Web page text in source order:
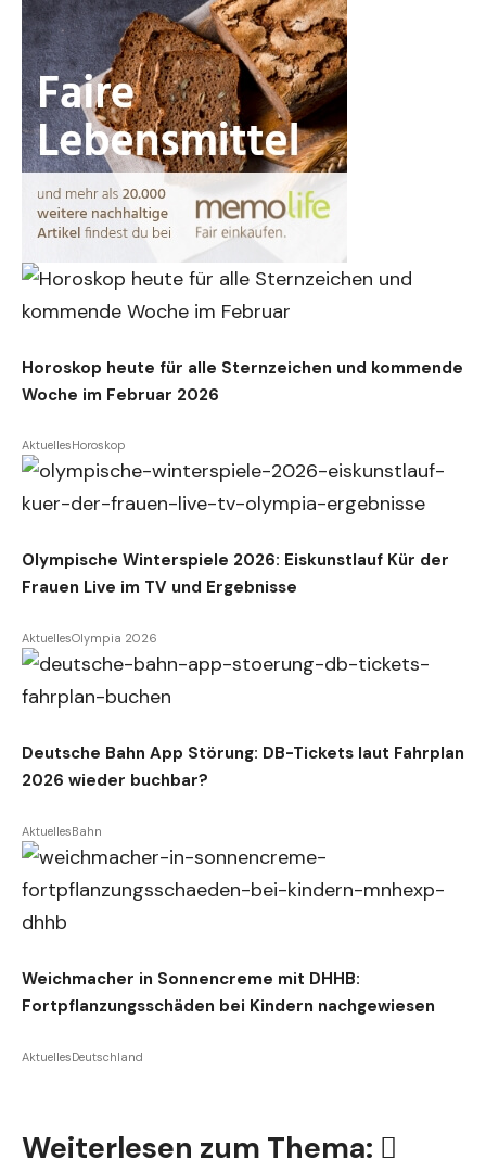
Horoskop heute für alle Sternzeichen und kommende
Woche im Februar 2026
AktuellesHoroskop
Olympische Winterspiele 2026: Eiskunstlauf Kür der
Frauen Live im TV und Ergebnisse
AktuellesOlympia 2026
Deutsche Bahn App Störung: DB-Tickets laut Fahrplan
2026 wieder buchbar?
AktuellesBahn
Weichmacher in Sonnencreme mit DHHB:
Fortpflanzungsschäden bei Kindern nachgewiesen
AktuellesDeutschland
Weiterlesen zum Thema: